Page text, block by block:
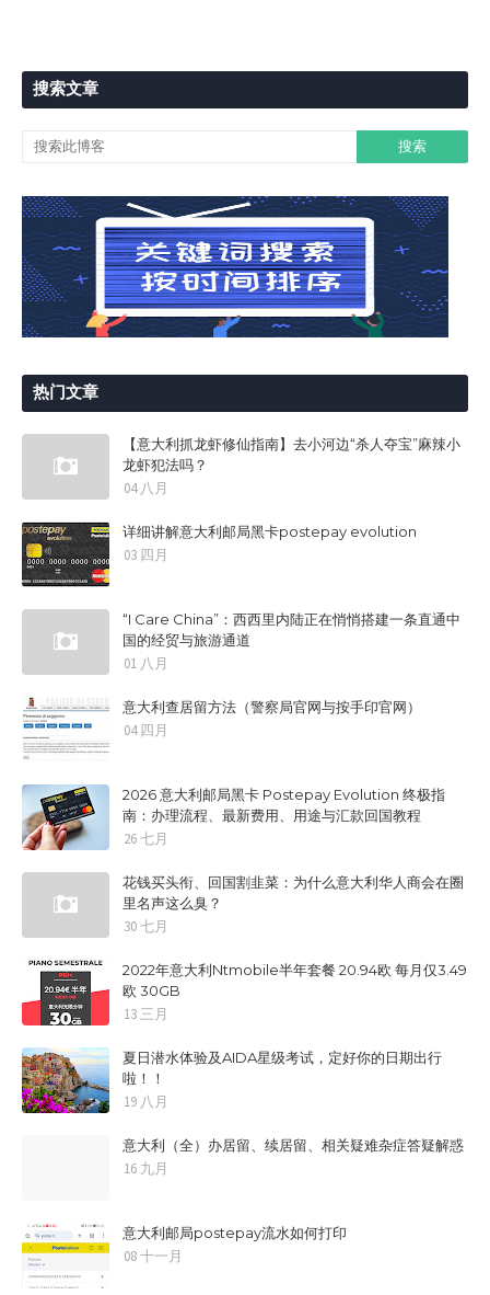
搜索文章
热门文章
【意大利抓龙虾修仙指南】去小河边“杀人夺宝”麻辣小
龙虾犯法吗？
04 八月
详细讲解意大利邮局黑卡postepay evolution
03 四月
“I Care China”：西西里内陆正在悄悄搭建一条直通中
国的经贸与旅游通道
01 八月
意大利查居留方法（警察局官网与按手印官网）
04 四月
2026 意大利邮局黑卡 Postepay Evolution 终极指
南：办理流程、最新费用、用途与汇款回国教程
26 七月
花钱买头衔、回国割韭菜：为什么意大利华人商会在圈
里名声这么臭？
30 七月
2022年意大利Ntmobile半年套餐 20.94欧 每月仅3.49
欧 30GB
13 三月
夏日潜水体验及AIDA星级考试，定好你的日期出行
啦！！
19 八月
意大利（全）办居留、续居留、相关疑难杂症答疑解惑
16 九月
意大利邮局postepay流水如何打印
08 十一月